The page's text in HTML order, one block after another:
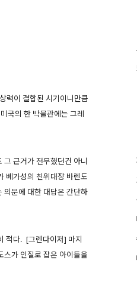
력이 결합된 시기이니만큼
국의 한 박물관에는 그레
근거가 전무했던건 아니
베가성의 친위대장 바렌도
의문에 대한 대답은 간단하
적다. [그렌다이저] 마지
스가 인질로 잡은 아이들을